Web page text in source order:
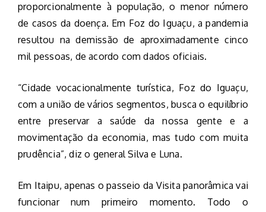
proporcionalmente à população, o menor número
de casos da doença. Em Foz do Iguaçu, a pandemia
resultou na demissão de aproximadamente cinco
mil pessoas, de acordo com dados oficiais.
“Cidade vocacionalmente turística, Foz do Iguaçu,
com a união de vários segmentos, busca o equilíbrio
entre preservar a saúde da nossa gente e a
movimentação da economia, mas tudo com muita
prudência”, diz o general Silva e Luna.
Em Itaipu, apenas o passeio da Visita panorâmica vai
funcionar num primeiro momento. Todo o